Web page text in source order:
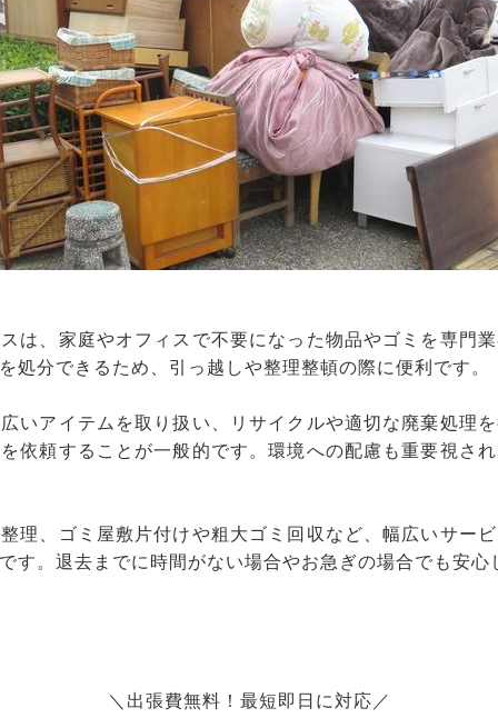
は、家庭やオフィスで不要になった物品やゴミを専門
処分できるため、引っ越しや整理整頓の際に便利です。
いアイテムを取り扱い、リサイクルや適切な廃棄処理
依頼することが一般的です。環境への配慮も重要視さ
理、ゴミ屋敷片付けや粗大ゴミ回収など、幅広いサー
す。退去までに時間がない場合やお急ぎの場合でも安
＼出張費無料！最短即日に対応／